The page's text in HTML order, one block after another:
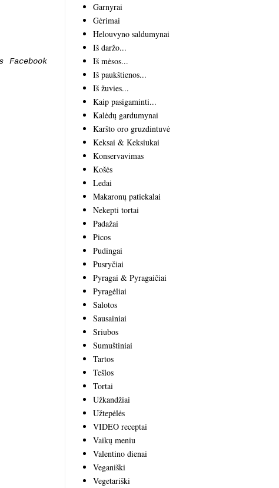
Facebook
Garnyrai
Gėrimai
Helouvyno saldumynai
Iš daržo...
Iš mėsos...
Iš paukštienos...
Iš žuvies...
Kaip pasigaminti...
Kalėdų gardumynai
Karšto oro gruzdintuvė
Keksai & Keksiukai
Konservavimas
Košės
Ledai
Makaronų patiekalai
Nekepti tortai
Padažai
Picos
Pudingai
Pusryčiai
Pyragai & Pyragaičiai
Pyragėliai
Salotos
Sausainiai
Sriubos
Sumuštiniai
Tartos
Tešlos
Tortai
Užkandžiai
Užtepėlės
VIDEO receptai
Vaikų meniu
Valentino dienai
Veganiški
Vegetariški